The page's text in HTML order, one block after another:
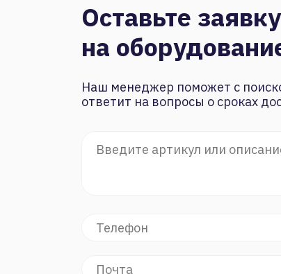
Оставьте заявку
на
Наш менеджер поможет с
ответит на вопросы о сроках